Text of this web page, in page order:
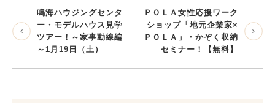
鳴海ハウジングセンタ
ー・モデルハウス見学
ツアー！～家事動線編
～1月19日（土）
ＰＯＬＡ女性応援ワーク
ショップ「地元企業家×
ＰＯＬＡ」・かぞく収納
セミナー！【無料】